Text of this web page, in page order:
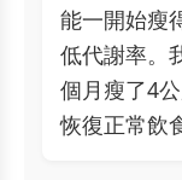
能一開始瘦
低代謝率。
個月瘦了4
恢復正常飲